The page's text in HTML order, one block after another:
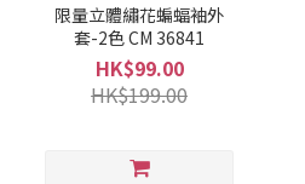
限量立體繡花蝙蝠袖外
套-2色 CM 36841
HK$99.00
HK$199.00